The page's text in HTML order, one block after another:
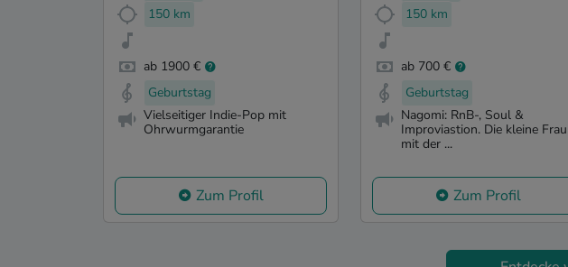
150 km
ab 1900 €
Geburtstag
Vielseitiger Indie-Pop mit
Ohrwurmgarantie
Zum Profil
150 km
ab 700 €
Geburtstag
Nagomi: RnB-, Soul &
Improviastion. Die kleine Frau
mit der ...
Zum Profil